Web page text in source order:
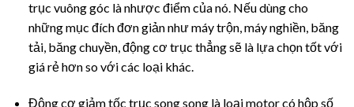
trục vuông góc là nhược điểm của nó. Nếu dùng cho
những mục đích đơn giản như máy trộn, máy nghiền, băng
tải, băng chuyền, động cơ trục thẳng sẽ là lựa chọn tốt với
giá rẻ hơn so với các loại khác.
Động cơ giảm tốc trục song song là loại motor có hộp số